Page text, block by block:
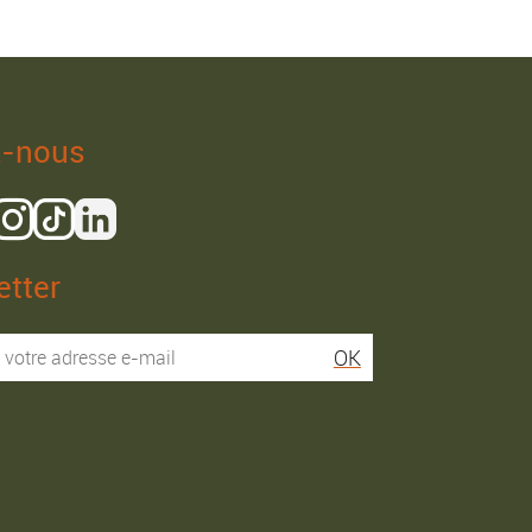
Isaac R. Elies S.
nous
OK